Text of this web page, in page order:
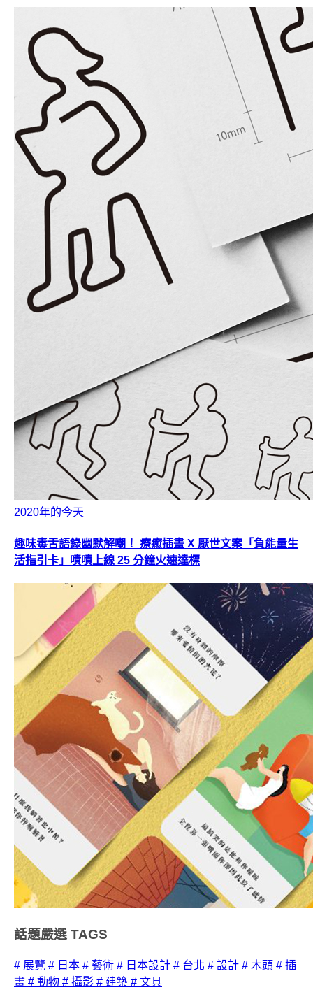
2020年的今天
趣味毒舌語錄幽默解嘲！ 療癒插畫 X 厭世文案「負能量生
活指引卡」嘖嘖上線 25 分鐘火速達標
話題嚴選 TAGS
# 展覽 # 日本 # 藝術 # 日本設計 # 台北 # 設計 # 木頭 # 插
畫 # 動物 # 攝影 # 建築 # 文具